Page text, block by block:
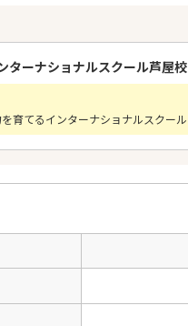
ターナショナルスクール芦屋校
育てるインターナショナルスクール